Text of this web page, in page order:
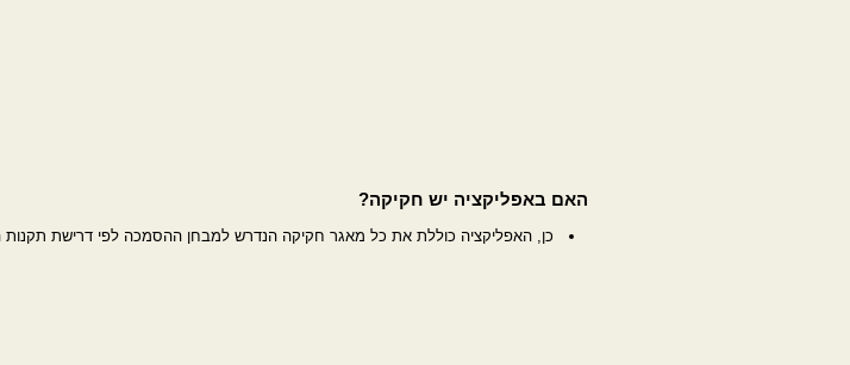
האם באפליקציה יש חקיקה?
כן, האפליקציה כוללת את כל מאגר חקיקה הנדרש למבחן ההסמכה לפי דרישת תקנות